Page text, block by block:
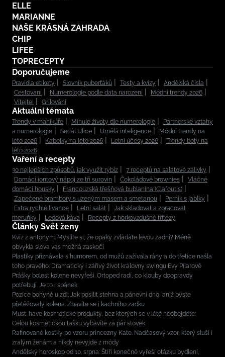
ELLE
MARIANNE
NAŠE KRÁSNÁ ZAHRADA
CHIP
LIFEE
TOPRECEPTY
Doporučujeme
Pravidla etikety Slovník puberťáků Testy a kvízy
Andělská čísla
Cestování
Numerologie podle data narození
Módní trendy 2026
Vítejte!
Grilování
Aktuální témata
Trendy v manikúře Minulé životy dle numerologie
Partnerské vztahy
a numerologie
Seriál Ulice Umělá inteligence
Módní trendy na
léto 2026
Kabelky na léto 2026 Letní účesy 2026
Trendy boty na
léto 2026
Vaření a recepty
30 nejlepších způsobů, jak využít rybíz
7 receptů na salátové zálivky
Domácí iontový nápoj ze tří surovin
Čokoládové brownies
Vláčné
domácí housky
Francouzská třešňová bublanina (Clafoutis)
Zapečené brambory s uzeným masem a smetanou
Perník s jablky
Extra rychlé lívance
Letní salát
Jak skladovat a zpracovat
meruňky
Ledová káva Recepty z horkovzdušné fritézy
Články Svět ženy
Kvíz z antonym: Myslíte si, že opaky zvládáte levou zadní? Méně
obvyklá slova vás možná zaskočí
Plastiky přiznávala s humorem, od mužů zažívala rány a do třetice našla
toho pravého: Dramatický i zářivý život královny swingu Evy Pilarové
Prášky bolest kolene nevyřeší. Ortoped radí, co klouby doopravdy
potřebují. Je to i spánek
Pozice bohyně u zdi: Jak posílit stehna a pánevní dno, aniž byste
přetěžovaly kolena. Zbavíte se i kachního zadku
Must-have kosmetické produkty, bez kterých se v létě neobejdete:
Celou kosmetickou tašku vybavíte za pár stovek
Rafinované kostky po vzoru princezny Kate. Nadčasový vzor, který sluší i
zralým ženám a nikdy nevyjde z módy
Andělský horoskop od 10. srpna: Štíři konečně vyřeší otázku bydlení,